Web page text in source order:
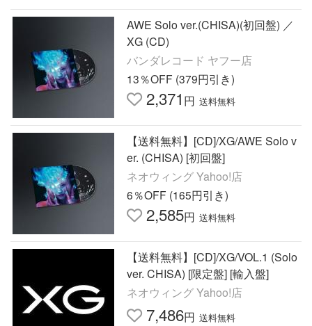
AWE Solo ver.(CHISA)(初回盤) ／
XG (CD)
バンダレコード ヤフー店
13％OFF (379円引き)
2,371 円 送料無料
【送料無料】[CD]/XG/AWE Solo v
er. (CHISA) [初回盤]
ネオウィング Yahoo!店
6％OFF (165円引き)
2,585円 送料無料
【送料無料】[CD]/XG/VOL.1 (Solo
ver. CHISA) [限定盤] [輸入盤]
ネオウィング Yahoo!店
7,486円 送料無料